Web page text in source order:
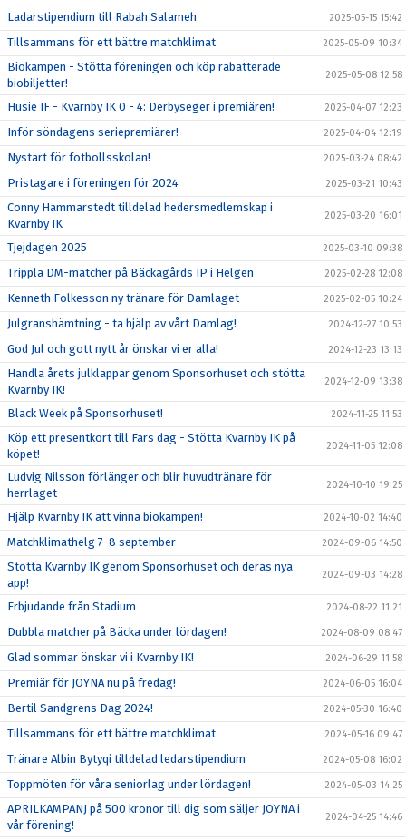
Ladarstipendium till Rabah Salameh 2025-05-15 15:42
Tillsammans för ett bättre matchklimat 2025-05-09 10:34
Biokampen - Stötta föreningen och köp rabatterade
biobiljetter!
2025-05-08 12:58
Husie IF - Kvarnby IK 0 - 4: Derbyseger i premiären! 2025-04-07 12:23
Inför söndagens seriepremiärer! 2025-04-04 12:19
Nystart för fotbollsskolan! 2025-03-24 08:42
Pristagare i föreningen för 2024 2025-03-21 10:43
Conny Hammarstedt tilldelad hedersmedlemskap i
Kvarnby IK
2025-03-20 16:01
Tjejdagen 2025 2025-03-10 09:38
Trippla DM-matcher på Bäckagårds IP i Helgen 2025-02-28 12:08
Kenneth Folkesson ny tränare för Damlaget 2025-02-05 10:24
Julgranshämtning - ta hjälp av vårt Damlag! 2024-12-27 10:53
God Jul och gott nytt år önskar vi er alla! 2024-12-23 13:13
Handla årets julklappar genom Sponsorhuset och stötta
Kvarnby IK!
2024-12-09 13:38
Black Week på Sponsorhuset! 2024-11-25 11:53
Köp ett presentkort till Fars dag - Stötta Kvarnby IK på
köpet!
2024-11-05 12:08
Ludvig Nilsson förlänger och blir huvudtränare för
herrlaget
2024-10-10 19:25
Hjälp Kvarnby IK att vinna biokampen! 2024-10-02 14:40
Matchklimathelg 7-8 september 2024-09-06 14:50
Stötta Kvarnby IK genom Sponsorhuset och deras nya
app!
2024-09-03 14:28
Erbjudande från Stadium 2024-08-22 11:21
Dubbla matcher på Bäcka under lördagen! 2024-08-09 08:47
Glad sommar önskar vi i Kvarnby IK! 2024-06-29 11:58
Premiär för JOYNA nu på fredag! 2024-06-05 16:04
Bertil Sandgrens Dag 2024! 2024-05-30 16:40
Tillsammans för ett bättre matchklimat 2024-05-16 09:47
Tränare Albin Bytyqi tilldelad ledarstipendium 2024-05-08 16:02
Toppmöten för våra seniorlag under lördagen! 2024-05-03 14:25
APRILKAMPANJ på 500 kronor till dig som säljer JOYNA i
vår förening!
2024-04-25 14:46